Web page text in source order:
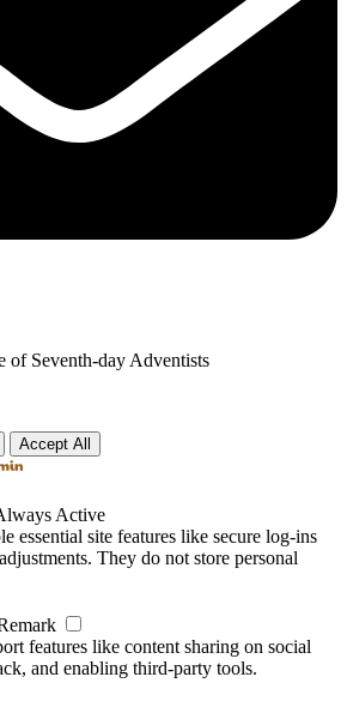
of Seventh-day Adventists
Accept All
Active
essential site features like secure log-ins
They do not store personal
features like content sharing on social
and enabling third-party tools.